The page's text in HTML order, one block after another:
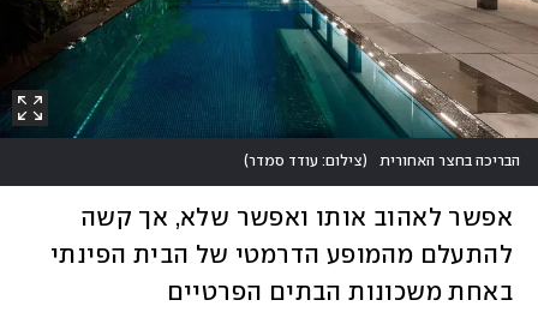
הבריכה בחצר האחורית (צילום: עודד סמדר)